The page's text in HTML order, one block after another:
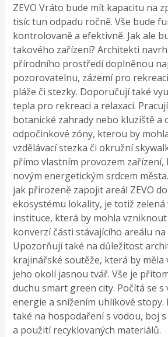
ZEVO Vráto bude mít kapacitu na
tisíc tun odpadu ročně. Vše bude
kontrolovaně a efektivně. Jak ale
takového zařízení? Architekti
přírodního prostředí doplněnou
pozorovatelnu, zázemí pro
pláže či stezky. Doporučují také
tepla pro rekreaci a relaxaci.
botanické zahrady nebo kluziště a
odpočinkové zóny, kterou by
vzdělávací stezka či okružní
přímo vlastním provozem zařízení,
novým energetickým srdcem
jak přirozeně zapojit areál ZEVO
ekosystému lokality, je totiž zelená
instituce, která by mohla
konverzí části stávajícího areálu
Upozorňují také na důležitost
krajinářské soutěže, která by
jeho okolí jasnou tvář. Vše je
duchu smart green city. Počítá se
energie a snížením uhlíkové stopy.
také na hospodaření s vodou, boj
a použití recyklovaných materiálů.